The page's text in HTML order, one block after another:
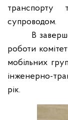
транспорту
супроводом.
В
роботи
мобільних
інженерно-
рік.